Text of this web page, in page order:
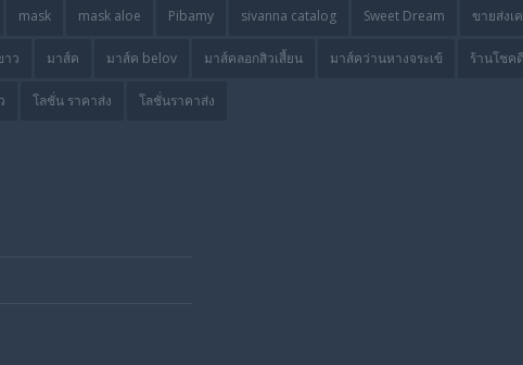
mask mask aloe Pibamy sivanna catalog Sweet Dream ขายส่งเ
าว มาส์ค มาส์ค belov มาส์คลอกสิวเสี้ยน มาส์คว่านหางจระเข้ ร้านโชคดี
โลชั่น ราคาส่ง โลชั่นราคาส่ง